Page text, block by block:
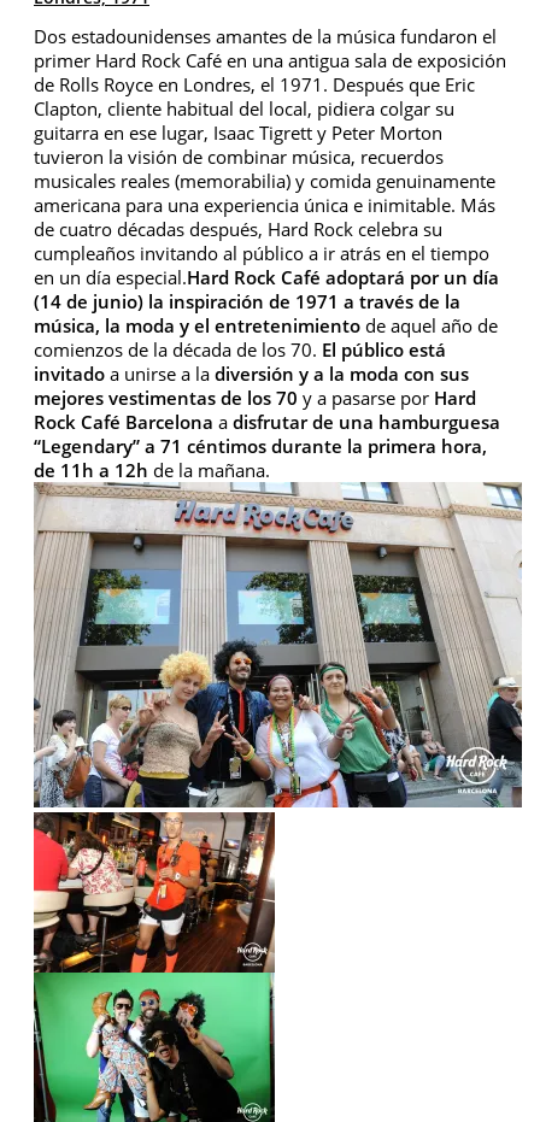
Dos estadounidenses amantes de la música fundaron el
primer Hard Rock Café en una antigua sala de exposición
de Rolls Royce en Londres, el 1971. Después que Eric
Clapton, cliente habitual del local, pidiera colgar su
guitarra en ese lugar, Isaac Tigrett y Peter Morton
tuvieron la visión de combinar música, recuerdos
musicales reales (memorabilia) y comida genuinamente
americana para una experiencia única e inimitable. Más
de cuatro décadas después, Hard Rock celebra su
cumpleaños invitando al público a ir atrás en el tiempo
en un día especial.Hard Rock Café adoptará por un día
(14 de junio) la inspiración de 1971 a través de la
música, la moda y el entretenimiento de aquel año de
comienzos de la década de los 70. El público está
invitado a unirse a la diversión y a la moda con sus
mejores vestimentas de los 70 y a pasarse por Hard
Rock Café Barcelona a disfrutar de una hamburguesa
“Legendary” a 71 céntimos durante la primera hora,
de 11h a 12h de la mañana.